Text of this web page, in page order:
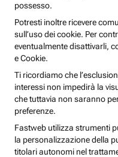
possesso.
Potresti inoltre ricevere
sull’uso dei cookie. Per
eventualmente disattivarli,
e Cookie.
Ti ricordiamo che
interessi non impedirà la
che tuttavia non saranno
preferenze.
Fastweb utilizza strumenti
la personalizzazione della
titolari autonomi nel